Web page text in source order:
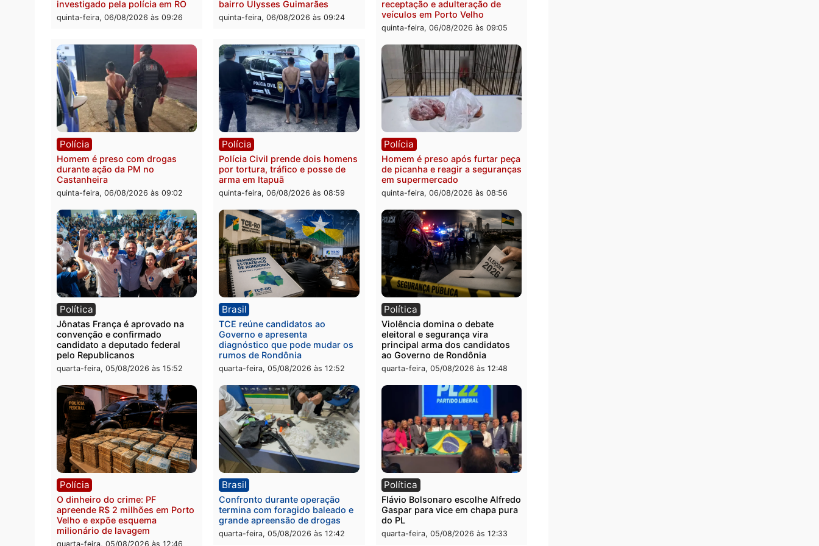
da prefeita de Pimenta Bueno
quinta-feira, 06/08/2026 às 18:20
Polícia
Jovem é encontrado morto na
Rua dos Cravos e caso é
investigado pela polícia em RO
Polícia
Homem é esfaqueado no tórax
durante briga com vizinho no
bairro Ulysses Guimarães
Três suspeitos ligados a facção
criminosa são presos por
receptação e adulteração de
veículos em Porto Velho
quinta-feira, 06/08/2026 às 09:05
Polícia
Homem é preso com drogas
durante ação da PM no
quinta-feira, 06/08/2026 às 09:02
Polícia
Polícia Civil prende dois homens
por tortura, tráfico e posse de
quinta-feira, 06/08/2026 às 08:59
Polícia
Homem é preso após furtar peça
de picanha e reagir a seguranças
quinta-feira, 06/08/2026 às 08:56
Política
Jônatas França é aprovado na
Brasil
TCE reúne candidatos ao Violência domina o debate